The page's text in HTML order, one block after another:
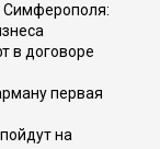
Симферополя:
в договоре
первая
на